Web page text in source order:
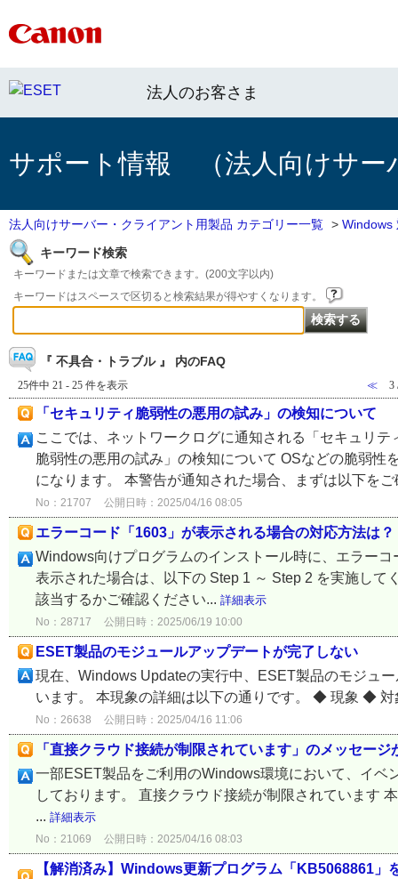
法人のお客さま
サポート情報 （法人向けサー
法人向けサーバー・クライアント用製品 カテゴリー一覧 > Windows
キーワード検索
キーワードまたは文章で検索できます。(200文字以内)
キーワードはスペースで区切ると検索結果が得やすくなります。
『 不具合・トラブル 』 内のFAQ
25件中 21 - 25 件を表示 ≪ 3
「セキュリティ脆弱性の悪用の試み」の検知について
ここでは、ネットワークログに通知される「セキュリ
脆弱性の悪用の試み」の検知について OSなどの脆弱
になります。 本警告が通知された場合、まずは以下を
No：21707 公開日時：2025/04/16 08:05
エラーコード「1603」が表示される場合の対応方法は？
Windows向けプログラムのインストール時に、エラー
表示された場合は、以下の Step 1 ～ Step 2 を実施し
該当するかご確認ください... 詳細表示
No：28717 公開日時：2025/06/19 10:00
ESET製品のモジュールアップデートが完了しない
現在、Windows Updateの実行中、ESET製品のモジュ
います。 本現象の詳細は以下の通りです。 ◆ 現象 ◆
No：26638 公開日時：2025/04/16 11:06
「直接クラウド接続が制限されています」のメッセー
一部ESET製品をご利用のWindows環境において、イベ
しております。 直接クラウド接続が制限されていま
... 詳細表示
No：21069 公開日時：2025/04/16 08:03
【解消済み】Windows更新プログラム「KB5068861